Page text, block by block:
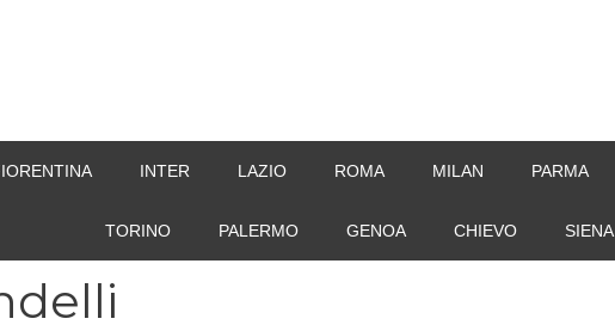
INTER LAZIO ROMA MILAN PARMA
TORINO PALERMO GENOA CHIEVO SIENA